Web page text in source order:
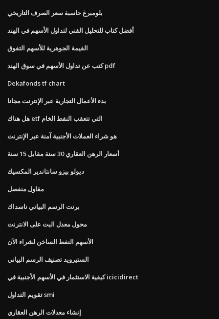
بلومبرغ حاسبة سعر الصرف التاريخي
أفضل كتاب للتحليل الفني لتداول الأسهم في الهند
القيمة الجوهرية للأسهم التفوق
كتب عن تداول الأسهم في سوق الهند pdf
Dekafonds tf chart
بدء الأعمال التجارية عبر الإنترنت مجانا
هل هناك etf التي تتعقب النفط الخام
هو شراء العملات الأجنبية آمنة عبر الإنترنت
أسعار الرهن العقاري 30 سنة مقابل 15 سنة
ديولو بيزو سانتاندير المكسيك
مقاول منفصل
برنت الرسم البياني ناسداك
محول معدل البت على الانترنت
الأسهم النفط الساخن لشراء الآن
الستيرويد تصنيف الرسم البياني
كيفية الاستثمار في الأسهم الأجنبية في icicidirect
تقويم التداول smi
إنشاء معدلات الرهن العقاري